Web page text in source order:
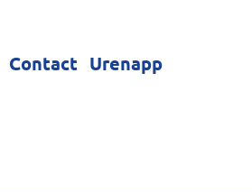
Contact Urenapp